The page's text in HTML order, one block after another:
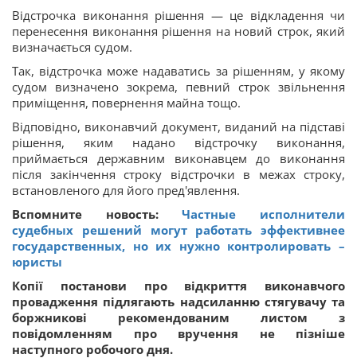
Відстрочка виконання рішення — це відкладення чи
перенесення виконання рішення на новий строк, який
визначається судом.
Так, відстрочка може надаватись за рішенням, у якому
судом визначено зокрема, певний строк звільнення
приміщення, повернення майна тощо.
Відповідно, виконавчий документ, виданий на підставі
рішення, яким надано відстрочку виконання,
приймається державним виконавцем до виконання
після закінчення строку відстрочки в межах строку,
встановленого для його пред'явлення.
Вспомните новость:Частные исполнители
судебных решений могут работать эффективнее
государственных, но их нужно контролировать –
юристы
Копії постанови про відкриття виконавчого
провадження підлягають надсиланню стягувачу та
боржникові рекомендованим листом з
повідомленням про вручення не пізніше
наступного робочого дня.